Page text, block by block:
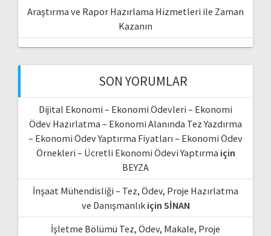
Araştırma ve Rapor Hazırlama Hizmetleri ile Zaman
Kazanın
SON YORUMLAR
Dijital Ekonomi – Ekonomi Ödevleri – Ekonomi
Ödev Hazırlatma – Ekonomi Alanında Tez Yazdırma
– Ekonomi Ödev Yaptırma Fiyatları – Ekonomi Ödev
Örnekleri – Ücretli Ekonomi Ödevi Yaptırma için
BEYZA
İnşaat Mühendisliği – Tez, Ödev, Proje Hazırlatma
ve Danışmanlıkiçin SİNAN
İşletme Bölümü Tez, Ödev, Makale, Proje